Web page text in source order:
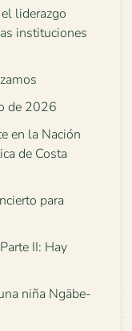
liderazgo
instituciones
de 2026
en la Nación
de Costa
para
II: Hay
niña Ngäbe-